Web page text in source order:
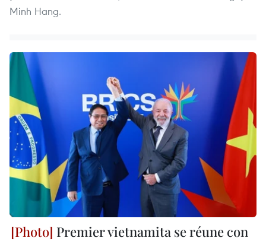
Minh Hang.
Premier vietnamita se réune con